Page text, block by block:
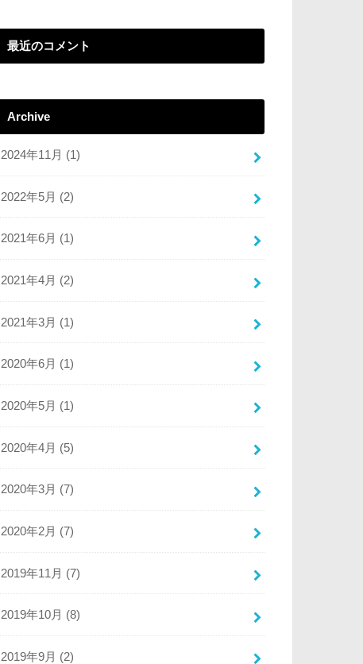
最近のコメント
Archive
2024年11月 (1)
2022年5月 (2)
2021年6月 (1)
2021年4月 (2)
2021年3月 (1)
2020年6月 (1)
2020年5月 (1)
2020年4月 (5)
2020年3月 (7)
2020年2月 (7)
2019年11月 (7)
2019年10月 (8)
2019年9月 (2)